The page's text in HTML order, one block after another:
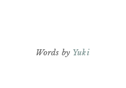
Words by Yuki